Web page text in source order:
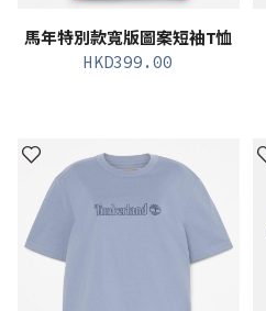
馬年特別款寬版圖案短袖T恤
HKD399.00